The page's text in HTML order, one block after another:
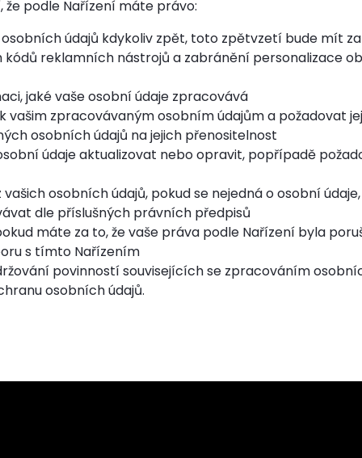
podle Nařízení máte právo:
údajů kdykoliv zpět, toto zpětvzetí bude mít
reklamních nástrojů a zabránění personalizace
jaké vaše osobní údaje zpracovává
vašim zpracovávaným osobním údajům a požadovat
osobních údajů na jejich přenositelnost
údaje aktualizovat nebo opravit, popřípadě
osobních údajů, pokud se nejedná o osobní
dle příslušných právních předpisů
máte za to, že vaše práva podle Nařízení byla
s tímto Nařízením
povinností souvisejících se zpracováním
osobních údajů.